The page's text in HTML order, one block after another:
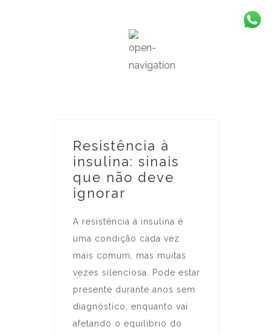
Resistência à
insulina: sinais
que não deve
ignorar
A resistência à insulina é
uma condição cada vez
mais comum, mas muitas
vezes silenciosa. Pode estar
presente durante anos sem
diagnóstico, enquanto vai
afetando o equilíbrio do